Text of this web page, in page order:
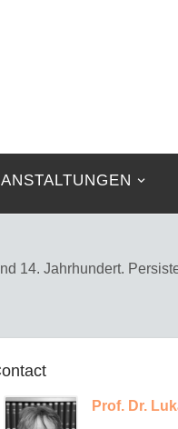
14. Jahrhundert.
Prof. Dr.